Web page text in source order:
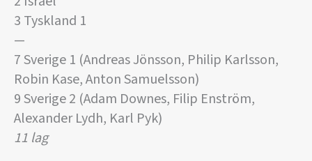
3 Tyskland 1
—
7 Sverige 1 (Andreas Jönsson, Philip Karlsson,
Robin Kase, Anton Samuelsson)
9 Sverige 2 (Adam Downes, Filip Enström,
Alexander Lydh, Karl Pyk)
11 lag